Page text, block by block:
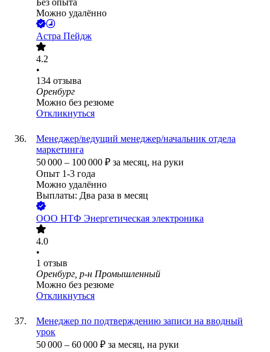
Без опыта
Можно удалённо
Астра Пейдж
4.2
•
134 отзыва
Оренбург
Можно без резюме
Откликнуться
Менеджер/ведущий менеджер/начальник отдела
маркетинга
50 000 – 100 000 ₽ за месяц, на руки
Опыт 1-3 года
Можно удалённо
Выплаты: Два раза в месяц
ООО НТФ Энергетическая электроника
4.0
•
1 отзыв
Оренбург, р-н Промышленный
Можно без резюме
Откликнуться
Менеджер по подтверждению записи на вводный
урок
50 000 – 60 000 ₽ за месяц, на руки